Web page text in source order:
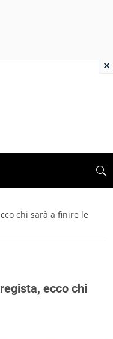
chi sarà a finire le
ecco chi
×